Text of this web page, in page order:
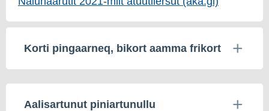
Korti pingaarneq, bikort aamma frikort
Aalisartunut piniartunullu